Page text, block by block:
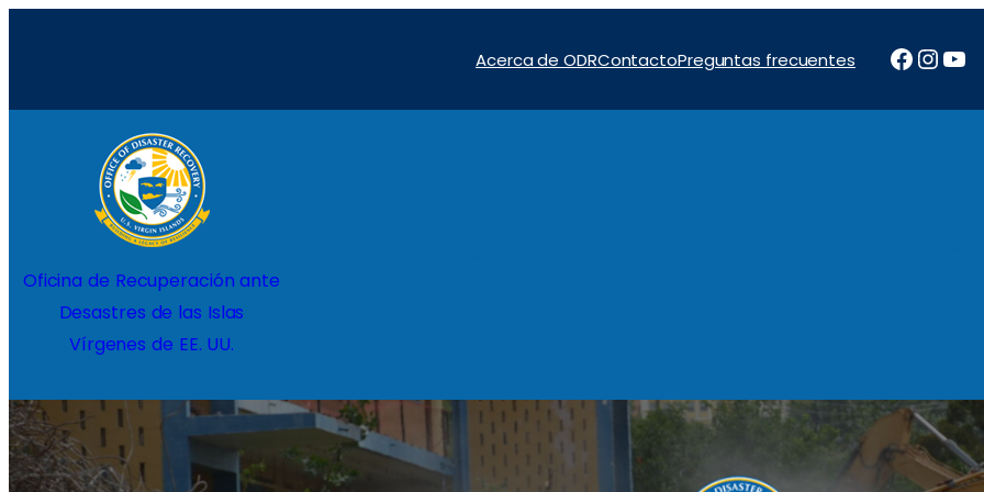
contenido
Acerca de ODRContactoPreguntas frecuentes
Oficina de Recuperación ante
Desastres de las Islas
Vírgenes de EE. UU.